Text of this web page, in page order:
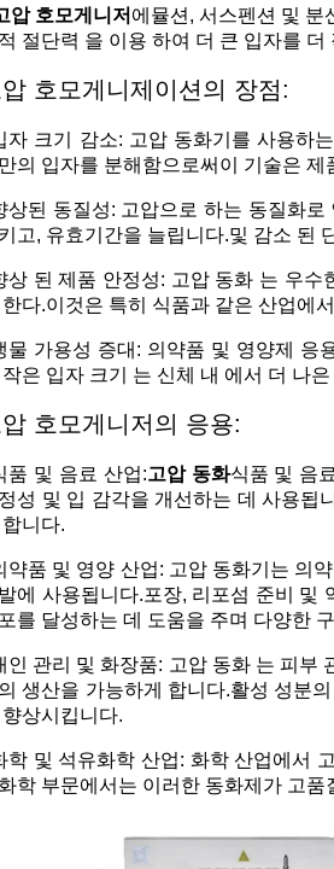
압 호모게니저 에뮬션, 서스펜션 및 분
절단력 을 이용 하여 더 큰 입자를
호모게니제이션의 장점:
자 크기 감소: 고압 동화기를 사용하
의 입자를 분해함으로써이 기술은
상된 동질성: 고압으로 하는 동질화
고, 유효기간을 늘립니다.및 감소 된
상 된 제품 안정성: 고압 동화 는 우수
다.이것은 특히 식품과 같은 산업에
물 가용성 증대: 의약품 및 영양제 응
은 입자 크기 는 신체 내 에서 더 나
호모게니저의 응용:
품 및 음료 산업:고압 동화식품 및 음
성 및 입 감각을 개선하는 데 사용됩
니다.
약품 및 영양 산업: 고압 동화기는 의
에 사용됩니다.포장, 리포섬 준비 및
를 달성하는 데 도움을 주며 다양한
인 관리 및 화장품: 고압 동화 는 피부
생산을 가능하게 합니다.활성 성분
상시킵니다.
학 및 석유화학 산업: 화학 산업에서
학 부문에서는 이러한 동화제가 고